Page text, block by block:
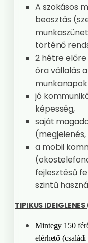
A szokásos
beosztás
történő
2 hétre
óra vállalás
jó
képesség,
saját
a mobil
fejlesztésű
szintű
TIPIKUS
Mintegy 150
elérhető